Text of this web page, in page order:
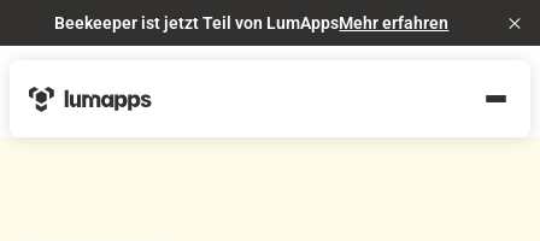
Beekeeper ist jetzt Teil von LumAppsMehr erfahren